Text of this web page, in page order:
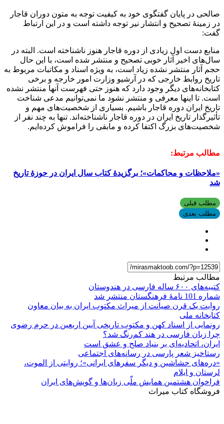
صالحی در پایان گفتگوی خود به کیفیت توجه به متون دوران قاجار
در زمینۀ تصحیح و انتشار نیر توجه داشته است و در این ارتباط
گفت:
منابع دست اول زیادی از دوره قاجار هنوز ناشناخته است. البته در
سال‌های اخیر آثار خوبی تصحیح و منتشر شده است، با این حال
حجم آثار منتشر نشده زیاد است، به ویژه اسناد و مکاتبات مربوط به
تاریخ روابط خارجی که در آرشیو وزارت امور خارجه و برخی
کتابخانه‌های دیگر وجود دارد که هنوز حتی فهرست آنها منتشر نشده
است. تا اینها معرفی و منتشر نشود ما نمی‌توانیم مدعی شناخت
تاریخ ایران دوره قاجار باشیم. بسیاری از شخصیت‌های مهم و
تأثیرگذار تاریخ ایران در دوره قاجار ناشناخته‌اند. تنها به چند نفر از
شخصیت‌های بزرگ اکتفا کرده و مابقی را فراموش کرده‌ایم.
مطالب مرتبط:
«ملاحظات و محاکمات»؛ برگزیدۀ کتاب سال ایران در حوزۀ تاریخ
شد
مطلب قبلی
مطلب بعدی
مطالب مرتبط
کتیبه‌های ۶۰۰ ساله فارسی در هندوستان
شماره 101 نامۀ فرهنگستان منتشر شد
روایت یک قرن صیانت از میراث مکتوب ایران به بیان معاون
کتابخانه ملی
رونمایی از اسناد کهن و مکتوب تاریخی آیین اربعین در حرم رضوی
چرا زبان فارسی در هند کم‌رنگ شد؟
ایران، اتحادیه‌ای بر بنیاد صلح و عشق است
رستاخیز شعر پارسی در رسانه‌های اجتماعی
«دره‌های حشاشین و دیگر سفرهای ایرانی»؛ روایتی از الموت،
لرستان و ایلام
فراخوان هشتمین همایش ملّی زبان‌ها و گویش‌های ایران
فروشگاه کتاب میراث